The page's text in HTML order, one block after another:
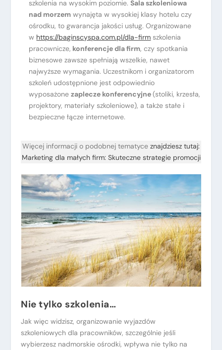
szkolenia na wysokim poziomie.Sala szkoleniowa
nad morzem wynajęta w wysokiej klasy hotelu czy
ośrodku, to gwarancja jakości usług. Organizowane
w https://baginscyspa.com.pl/dla-firm szkolenia
pracownicze, konferencje dla firm, czy spotkania
biznesowe zawsze spełniają wszelkie, nawet
najwyższe wymagania. Uczestnikom i organizatorom
szkoleń udostępnione jest odpowiednio
wyposażonezaplecze konferencyjne(stoliki, krzesła,
projektory, materiały szkoleniowe), a także stałe i
bezpieczne łącze internetowe.
Więcej informacji o podobnej tematyce znajdziesz tutaj:
Marketing dla małych firm: Skuteczne strategie promocji
Nie tylko szkolenia…
Jak więc widzisz, organizowanie wyjazdów
szkoleniowych dla pracowników, szczególnie jeśli
wybierzesz nadmorskie ośrodki, wpływa nie tylko na